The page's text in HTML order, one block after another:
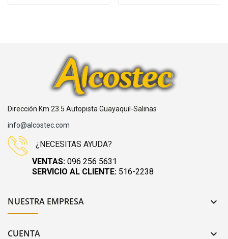
Dirección Km 23.5 Autopista Guayaquil-Salinas
info@alcostec.com
¿NECESITAS AYUDA?
VENTAS: 096 256 5631
SERVICIO AL CLIENTE: 516-2238
NUESTRA EMPRESA 
CUENTA 